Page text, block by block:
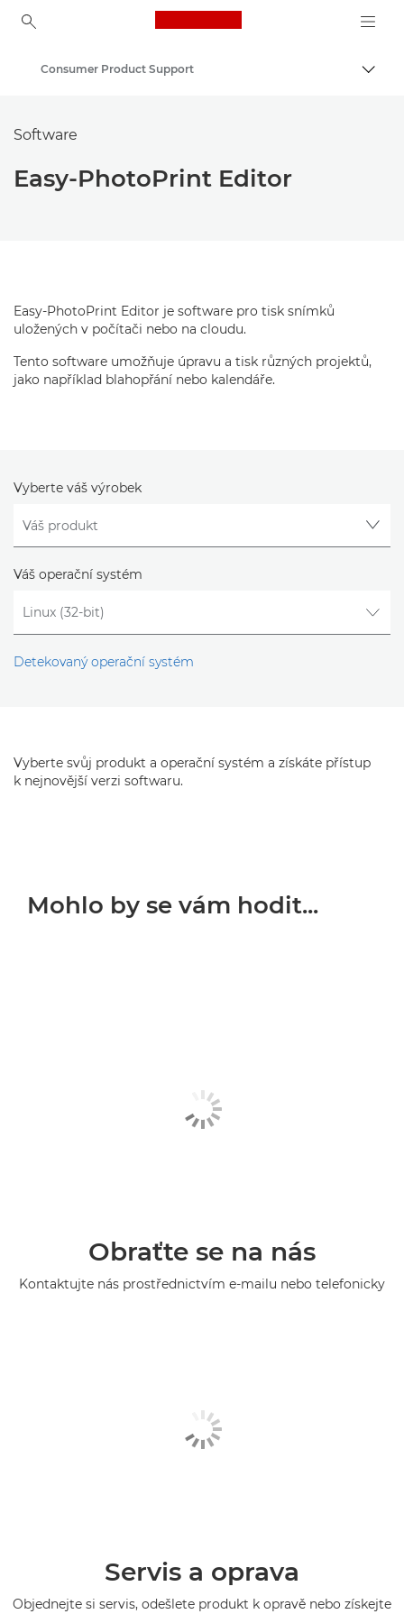
Canon Logo, back to
Consumer Product Support
Software
Easy-PhotoPrint Editor
Easy-PhotoPrint Editor je software pro tisk snímků
uložených v počítači nebo na cloudu.
Tento software umožňuje úpravu a tisk různých projektů,
jako například blahopřání nebo kalendáře.
Vyberte váš výrobek
Váš operační systém
Detekovaný operační systém
Vyberte svůj produkt a operační systém a získáte přístup
k nejnovější verzi softwaru.
Mohlo by se vám hodit...
Obraťte se na nás
Kontaktujte nás prostřednictvím e-mailu nebo telefonicky
Servis a oprava
Objednejte si servis, odešlete produkt k opravě nebo získejte